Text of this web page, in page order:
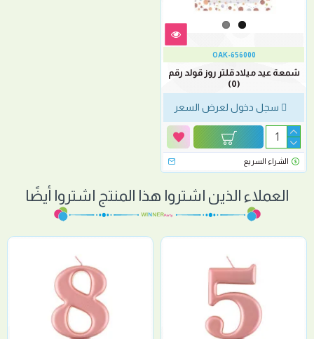
OAK-656000
شمعة عيد ميلاد قلتر روز قولد رقم
(0)
سجل دخول لعرض السعر
الشراء السريع
العملاء الذين اشتروا هذا المنتج اشتروا أيضًا